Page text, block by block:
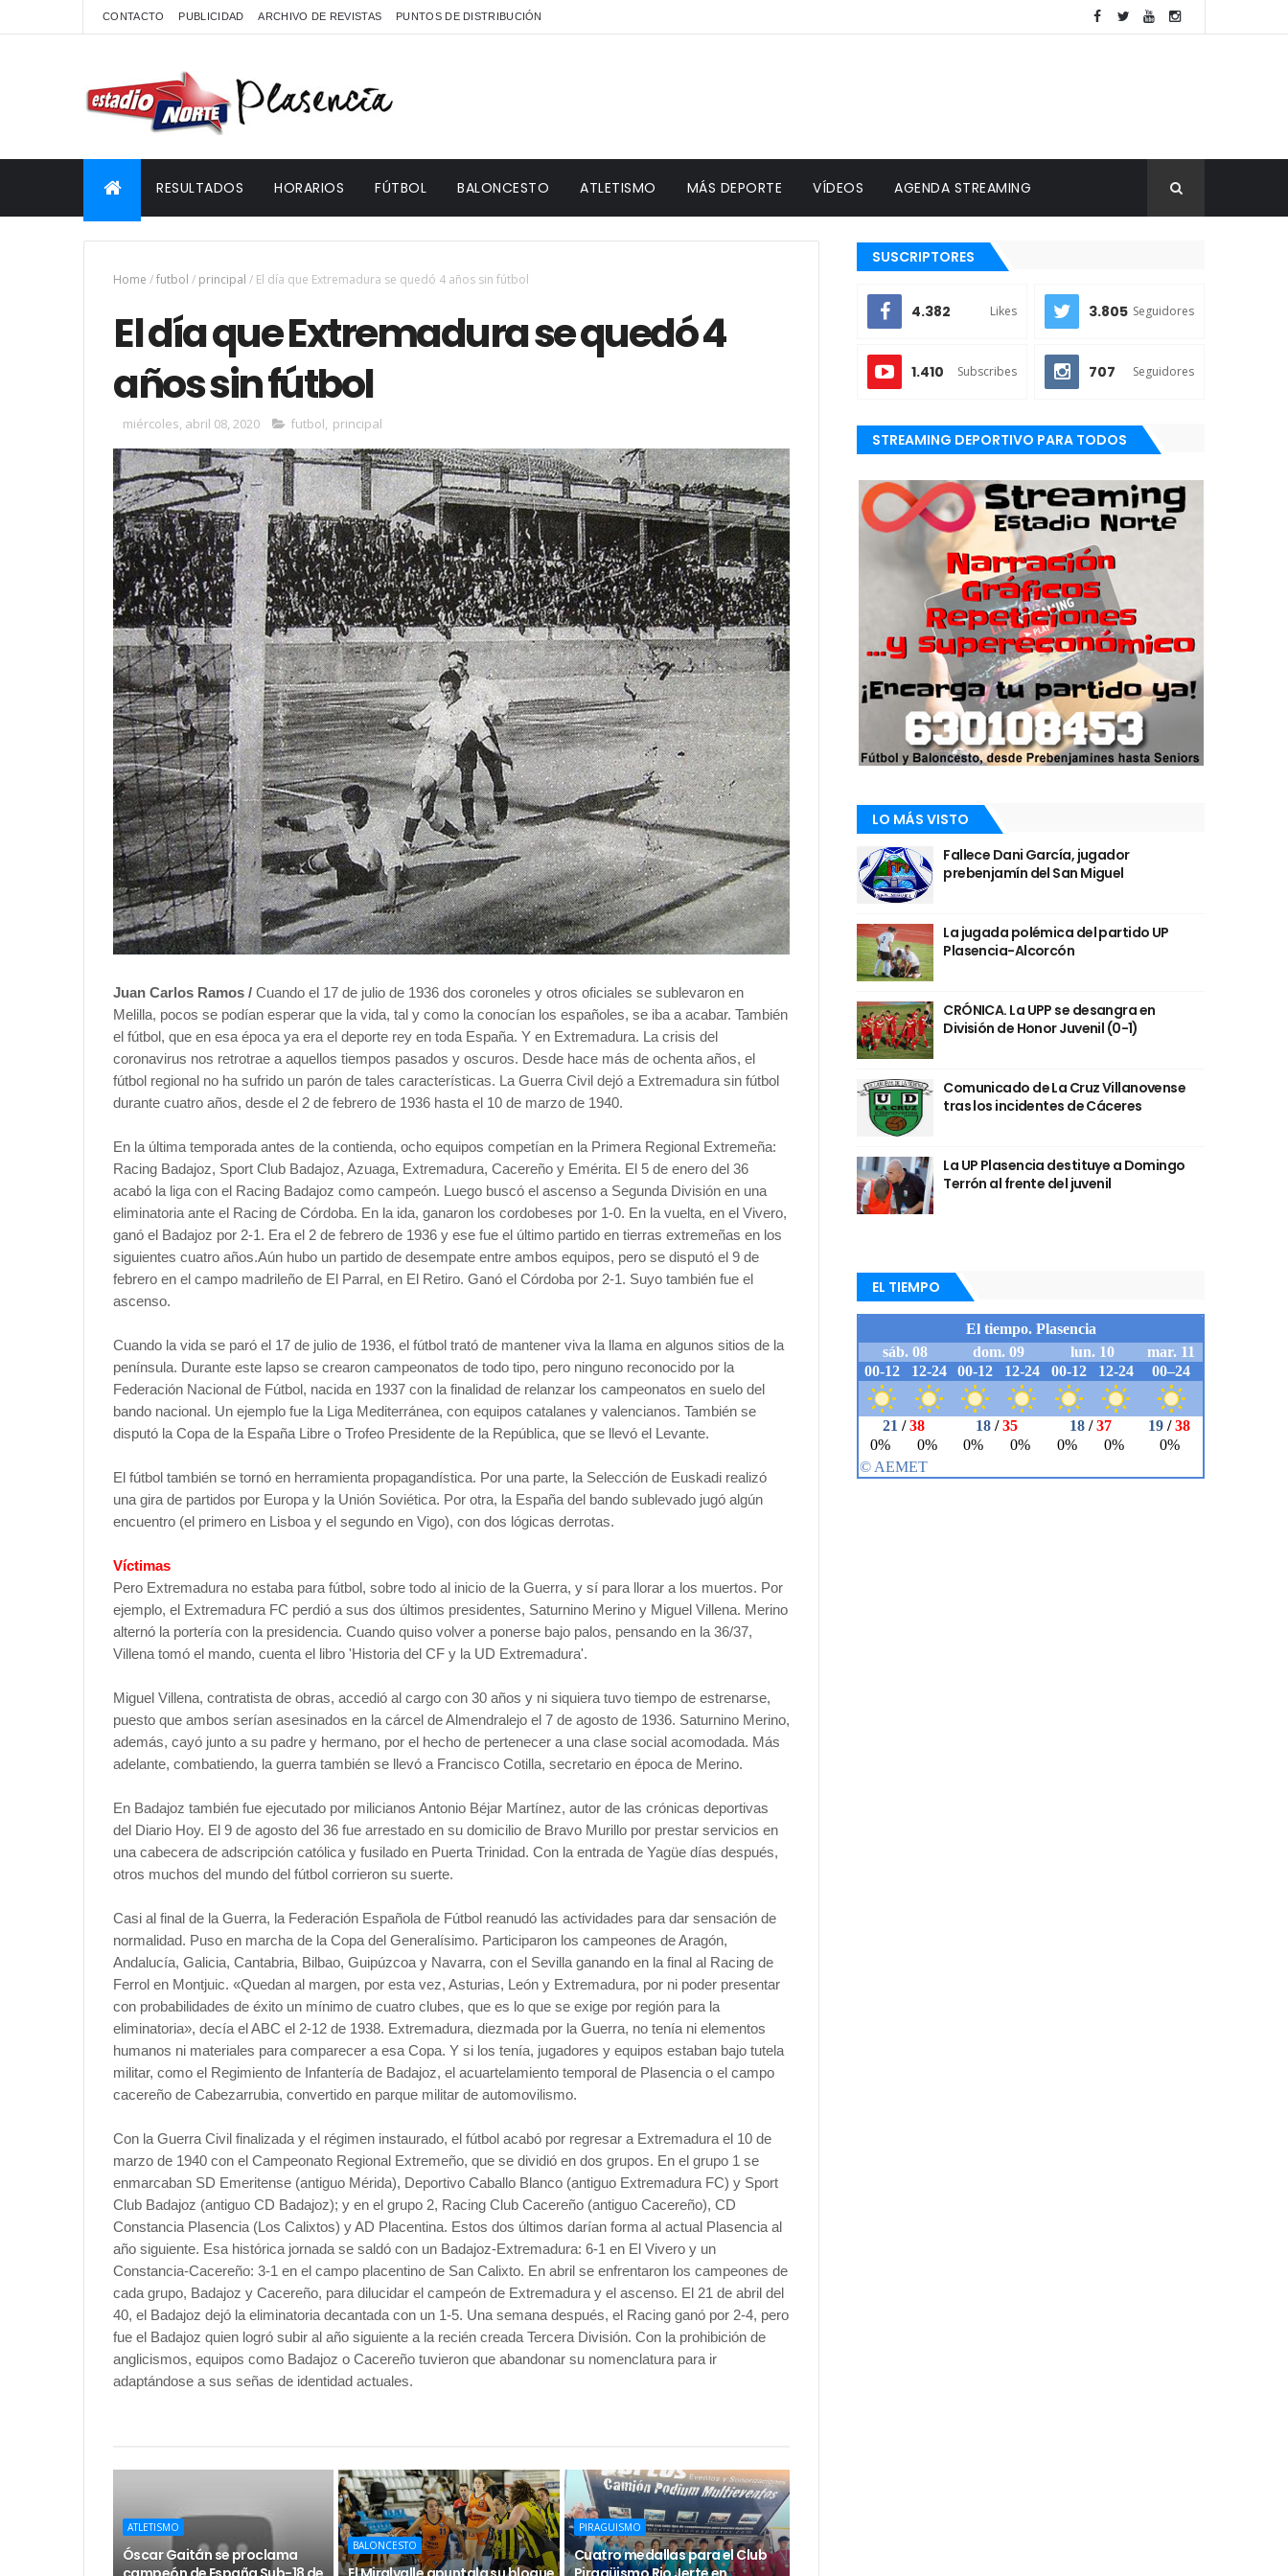
CONTACTO PUBLICIDAD ARCHIVO DE REVISTAS PUNTOS DE DISTRIBUCIÓN
RESULTADOS HORARIOS FÚTBOL BALONCESTO ATLETISMO MÁS DEPORTE VÍDEOS AGENDA STREAMING
Home /futbol / principal / El día que Extremadura se quedó 4 años sin fútbol
El día que Extremadura se quedó 4
años sin fútbol
miércoles, abril 08, 2020 futbol, principal
Juan Carlos Ramos / Cuando el 17 de julio de 1936 dos coroneles y otros oficiales se sublevaron en
Melilla, pocos se podían esperar que la vida, tal y como la conocían los españoles, se iba a acabar. También
el fútbol, que en esa época ya era el deporte rey en toda España. Y en Extremadura. La crisis del
coronavirus nos retrotrae a aquellos tiempos pasados y oscuros. Desde hace más de ochenta años, el
fútbol regional no ha sufrido un parón de tales características. La Guerra Civil dejó a Extremadura sin fútbol
durante cuatro años, desde el 2 de febrero de 1936 hasta el 10 de marzo de 1940.
En la última temporada antes de la contienda, ocho equipos competían en la Primera Regional Extremeña:
Racing Badajoz, Sport Club Badajoz, Azuaga, Extremadura, Cacereño y Emérita. El 5 de enero del 36
acabó la liga con el Racing Badajoz como campeón. Luego buscó el ascenso a Segunda División en una
eliminatoria ante el Racing de Córdoba. En la ida, ganaron los cordobeses por 1-0. En la vuelta, en el Vivero,
ganó el Badajoz por 2-1. Era el 2 de febrero de 1936 y ese fue el último partido en tierras extremeñas en los
siguientes cuatro años.Aún hubo un partido de desempate entre ambos equipos, pero se disputó el 9 de
febrero en el campo madrileño de El Parral, en El Retiro. Ganó el Córdoba por 2-1. Suyo también fue el
ascenso.
Cuando la vida se paró el 17 de julio de 1936, el fútbol trató de mantener viva la llama en algunos sitios de la
península. Durante este lapso se crearon campeonatos de todo tipo, pero ninguno reconocido por la
Federación Nacional de Fútbol, nacida en 1937 con la finalidad de relanzar los campeonatos en suelo del
bando nacional. Un ejemplo fue la Liga Mediterránea, con equipos catalanes y valencianos. También se
disputó la Copa de la España Libre o Trofeo Presidente de la República, que se llevó el Levante.
El fútbol también se tornó en herramienta propagandística. Por una parte, la Selección de Euskadi realizó
una gira de partidos por Europa y la Unión Soviética. Por otra, la España del bando sublevado jugó algún
encuentro (el primero en Lisboa y el segundo en Vigo), con dos lógicas derrotas.
Víctimas
Pero Extremadura no estaba para fútbol, sobre todo al inicio de la Guerra, y sí para llorar a los muertos. Por
ejemplo, el Extremadura FC perdió a sus dos últimos presidentes, Saturnino Merino y Miguel Villena. Merino
alternó la portería con la presidencia. Cuando quiso volver a ponerse bajo palos, pensando en la 36/37,
Villena tomó el mando, cuenta el libro 'Historia del CF y la UD Extremadura'.
Miguel Villena, contratista de obras, accedió al cargo con 30 años y ni siquiera tuvo tiempo de estrenarse,
puesto que ambos serían asesinados en la cárcel de Almendralejo el 7 de agosto de 1936. Saturnino Merino,
además, cayó junto a su padre y hermano, por el hecho de pertenecer a una clase social acomodada. Más
adelante, combatiendo, la guerra también se llevó a Francisco Cotilla, secretario en época de Merino.
En Badajoz también fue ejecutado por milicianos Antonio Béjar Martínez, autor de las crónicas deportivas
del Diario Hoy. El 9 de agosto del 36 fue arrestado en su domicilio de Bravo Murillo por prestar servicios en
una cabecera de adscripción católica y fusilado en Puerta Trinidad. Con la entrada de Yagüe días después,
otros muchos del mundo del fútbol corrieron su suerte.
Casi al final de la Guerra, la Federación Española de Fútbol reanudó las actividades para dar sensación de
normalidad. Puso en marcha de la Copa del Generalísimo. Participaron los campeones de Aragón,
Andalucía, Galicia, Cantabria, Bilbao, Guipúzcoa y Navarra, con el Sevilla ganando en la final al Racing de
Ferrol en Montjuic. «Quedan al margen, por esta vez, Asturias, León y Extremadura, por ni poder presentar
con probabilidades de éxito un mínimo de cuatro clubes, que es lo que se exige por región para la
eliminatoria», decía el ABC el 2-12 de 1938. Extremadura, diezmada por la Guerra, no tenía ni elementos
humanos ni materiales para comparecer a esa Copa. Y si los tenía, jugadores y equipos estaban bajo tutela
militar, como el Regimiento de Infantería de Badajoz, el acuartelamiento temporal de Plasencia o el campo
cacereño de Cabezarrubia, convertido en parque militar de automovilismo.
Con la Guerra Civil finalizada y el régimen instaurado, el fútbol acabó por regresar a Extremadura el 10 de
marzo de 1940 con el Campeonato Regional Extremeño, que se dividió en dos grupos. En el grupo 1 se
enmarcaban SD Emeritense (antiguo Mérida), Deportivo Caballo Blanco (antiguo Extremadura FC) y Sport
Club Badajoz (antiguo CD Badajoz); y en el grupo 2, Racing Club Cacereño (antiguo Cacereño), CD
Constancia Plasencia (Los Calixtos) y AD Placentina. Estos dos últimos darían forma al actual Plasencia al
año siguiente. Esa histórica jornada se saldó con un Badajoz-Extremadura: 6-1 en El Vivero y un
Constancia-Cacereño: 3-1 en el campo placentino de San Calixto. En abril se enfrentaron los campeones de
cada grupo, Badajoz y Cacereño, para dilucidar el campeón de Extremadura y el ascenso. El 21 de abril del
40, el Badajoz dejó la eliminatoria decantada con un 1-5. Una semana después, el Racing ganó por 2-4, pero
fue el Badajoz quien logró subir al año siguiente a la recién creada Tercera División. Con la prohibición de
anglicismos, equipos como Badajoz o Cacereño tuvieron que abandonar su nomenclatura para ir
adaptándose a sus señas de identidad actuales.
ATLETISMO
Óscar Gaitán se proclama
BALONCESTO
PIRAGUISMO
Cuatro medallas para el Club
SUSCRIPTORES
4.382 Likes 3.805 Seguidores
1.410 Subscribes 707 Seguidores
STREAMING DEPORTIVO PARA TODOS
LO MÁS VISTO
Fallece Dani García, jugador
prebenjamín del San Miguel
La jugada polémica del partido UP
Plasencia-Alcorcón
CRÓNICA. La UPP se desangra en
División de Honor Juvenil (0-1)
Comunicado de La Cruz Villanovense
tras los incidentes de Cáceres
La UP Plasencia destituye a Domingo
Terrón al frente del juvenil
EL TIEMPO